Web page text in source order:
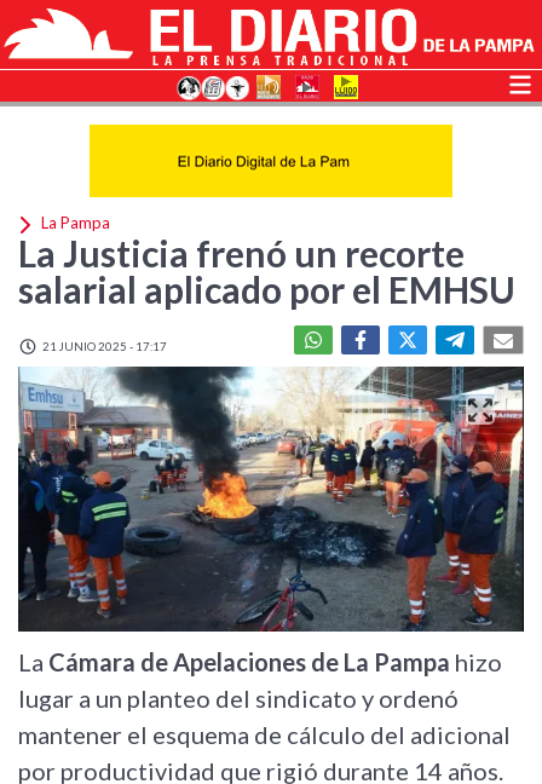
La Pampa
La Justicia frenó un recorte
salarial aplicado por el EMHSU
21 JUNIO 2025 - 17:17
La Cámara de Apelaciones de La Pampa hizo
lugar a un planteo del sindicato y ordenó
mantener el esquema de cálculo del adicional
por productividad que rigió durante 14 años.